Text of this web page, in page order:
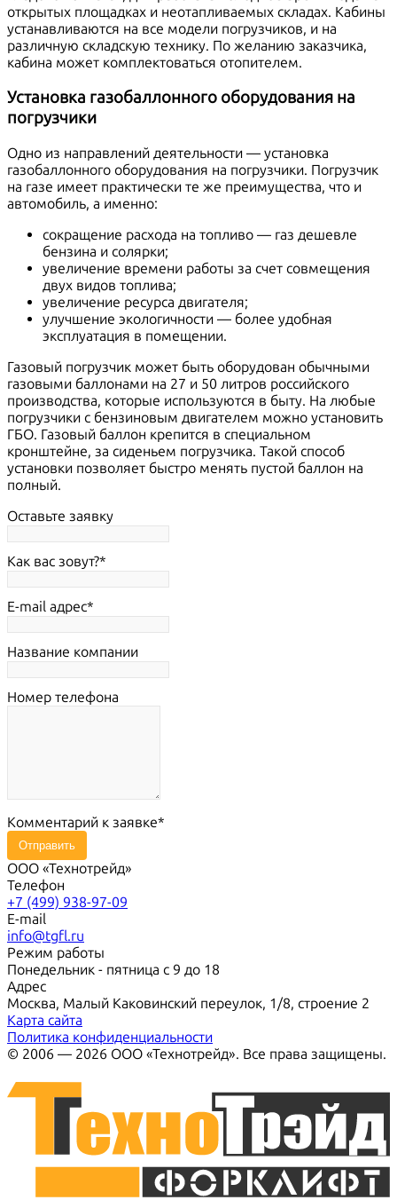
открытых площадках и неотапливаемых складах. Кабины
устанавливаются на все модели погрузчиков, и на
различную складскую технику. По желанию заказчика,
кабина может комплектоваться отопителем.
Установка газобаллонного оборудования на
погрузчики
Одно из направлений деятельности — установка
газобаллонного оборудования на погрузчики. Погрузчик
на газе имеет практически те же преимущества, что и
автомобиль, а именно:
сокращение расхода на топливо — газ дешевле
бензина и солярки;
увеличение времени работы за счет совмещения
двух видов топлива;
увеличение ресурса двигателя;
улучшение экологичности — более удобная
эксплуатация в помещении.
Газовый погрузчик может быть оборудован обычными
газовыми баллонами на 27 и 50 литров российского
производства, которые используются в быту. На любые
погрузчики с бензиновым двигателем можно установить
ГБО. Газовый баллон крепится в специальном
кронштейне, за сиденьем погрузчика. Такой способ
установки позволяет быстро менять пустой баллон на
полный.
Оставьте заявку
Как вас зовут?
E-mail адрес
Название компании
Номер телефона
Комментарий к заявке
Отправить
ООО «Технотрейд»
Телефон
+7 (499) 938-97-09
E-mail
info@tgfl.ru
Режим работы
Понедельник - пятница с 9 до 18
Адрес
Москва, Малый Каковинский переулок, 1/8, строение 2
Карта сайта
Политика конфиденциальности
© 2006 — 2026 ООО «Технотрейд». Все права защищены.